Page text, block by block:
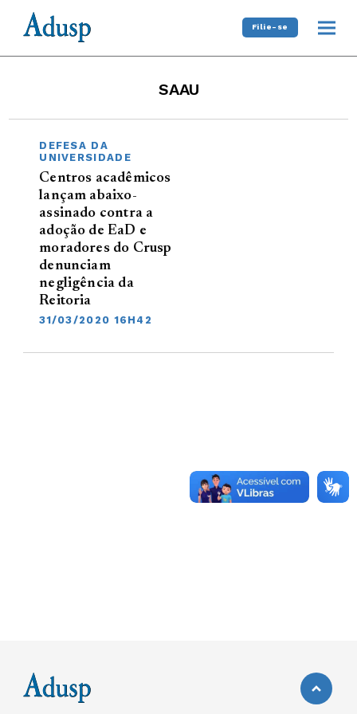
Filie-se
SAAU
DEFESA DA
UNIVERSIDADE
Centros acadêmicos
lançam abaixo-
assinado contra a
adoção de EaD e
moradores do Crusp
denunciam
negligência da
Reitoria
31/03/2020 16H42